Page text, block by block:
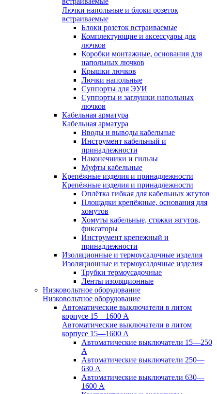
Лючки напольные и блоки розеток
встраиваемые
Блоки розеток встраиваемые
Комплектующие и аксессуары для
лючков
Коробки монтажные, основания для
напольных лючков
Крышки лючков
Лючки напольные
Суппорты для ЭУИ
Суппорты и заглушки напольных
лючков
Кабельная арматура
Кабельная арматура
Вводы и выводы кабельные
Инструмент кабельный и
принадлежности
Наконечники и гильзы
Муфты кабельные
Крепёжные изделия и принадлежности
Крепёжные изделия и принадлежности
Оплётка гибкая для кабельных жгутов
Площадки крепёжные, основания для
хомутов
Хомуты кабельные, стяжки жгутов,
фиксаторы
Инструмент крепежный и
принадлежности
Изоляционные и термоусадочные изделия
Изоляционные и термоусадочные изделия
Трубки термоусадочные
Ленты изоляционные
Низковольтное оборудование
Низковольтное оборудование
Автоматические выключатели в литом
корпусе 15—1600 А
Автоматические выключатели в литом
корпусе 15—1600 А
Автоматические выключатели 15—250
А
Автоматические выключатели 250—
630 А
Автоматические выключатели 630—
1600 А